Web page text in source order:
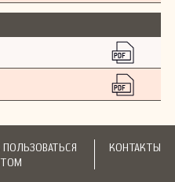
ПОЛЬЗОВАТЬСЯ
КОНТАКТЫ